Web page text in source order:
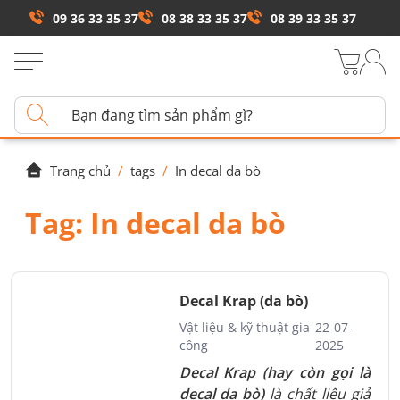
09 36 33 35 37 08 38 33 35 37 08 39 33 35 37
Trang chủ / tags / In decal da bò
Tag: In decal da bò
Decal Krap (da bò)
Vật liệu & kỹ thuật gia
công
22-07-
2025
Decal Krap (hay còn gọi là
decal da bò) là chất liệu giả